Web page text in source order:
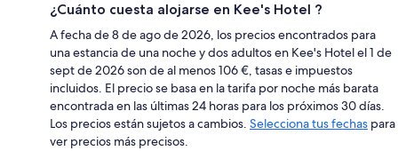
¿Cuánto cuesta alojarse en Kee's Hotel ?
A fecha de 8 de ago de 2026, los precios encontrados para
una estancia de una noche y dos adultos en Kee's Hotel el 1 de
sept de 2026 son de al menos 106 €, tasas e impuestos
incluidos. El precio se basa en la tarifa por noche más barata
encontrada en las últimas 24 horas para los próximos 30 días.
Los precios están sujetos a cambios. Selecciona tus fechas para
ver precios más precisos.